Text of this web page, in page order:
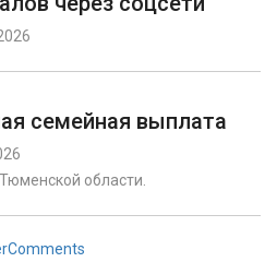
семейная выплата
области.